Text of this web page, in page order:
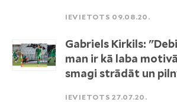
IEVIETOTS 09.08.20.
Gabriels Kirkils:
man ir kā laba
smagi strādāt un
IEVIETOTS 27.07.20.